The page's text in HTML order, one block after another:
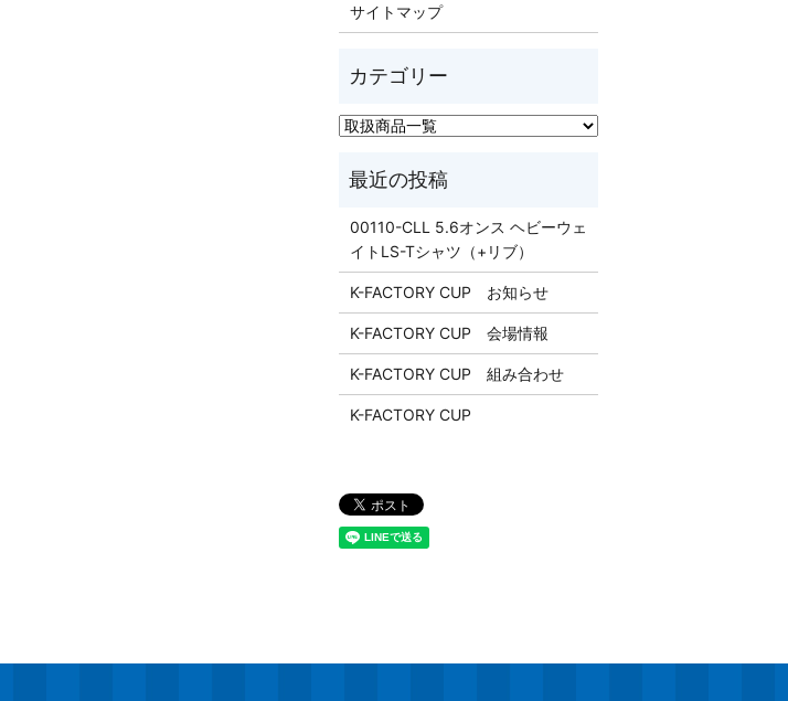
サイトマップ
00110-CLL 5.6オンス ヘビーウェ
イトLS-Tシャツ（+リブ）
K-FACTORY CUP お知らせ
K-FACTORY CUP 会場情報
K-FACTORY CUP 組み合わせ
K-FACTORY CUP